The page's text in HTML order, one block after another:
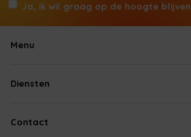
Ja, ik wil graag op de hoogte blijven
Menu
Diensten
Contact